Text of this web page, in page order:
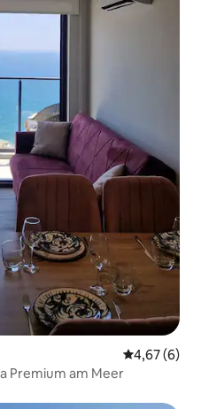
4,67 (6)
Premium am Meer